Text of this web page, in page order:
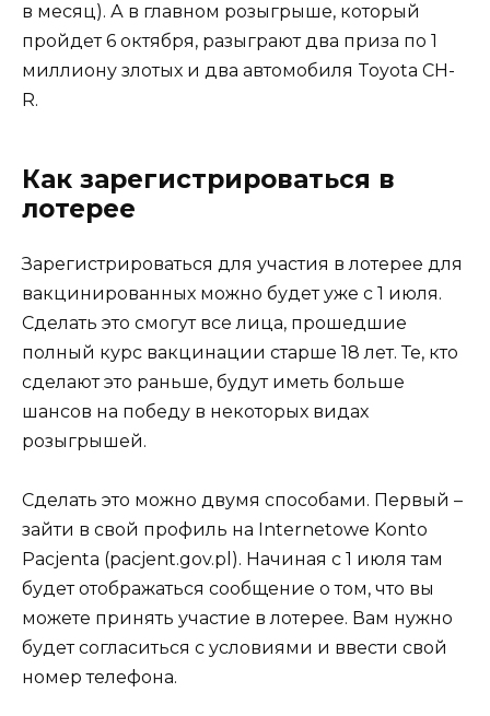
в месяц). А в главном розыгрыше, который
пройдет 6 октября, разыграют два приза по 1
миллиону злотых и два автомобиля Toyota CH-
R.
Как зарегистрироваться в
лотерее
Зарегистрироваться для участия в лотерее для
вакцинированных можно будет уже с 1 июля.
Сделать это смогут все лица, прошедшие
полный курс вакцинации старше 18 лет. Те, кто
сделают это раньше, будут иметь больше
шансов на победу в некоторых видах
розыгрышей.
Сделать это можно двумя способами. Первый –
зайти в свой профиль на Internetowe Konto
Pacjenta (pacjent.gov.pl). Начиная с 1 июля там
будет отображаться сообщение о том, что вы
можете принять участие в лотерее. Вам нужно
будет согласиться с условиями и ввести свой
номер телефона.